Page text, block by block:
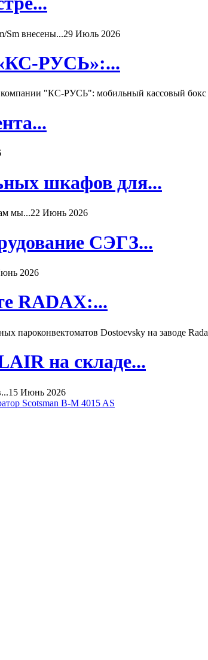
внесены...29 Июль 2026
РУСЬ»:...
"КС-РУСЬ": мобильный кассовый
шкафов для...
мы...22 Июнь 2026
СЭГЗ...
2026
RADAX:...
пароконвектоматов Dostoevsky на заводе
на складе...
15 Июнь 2026
Scotsman B-M 4015 AS